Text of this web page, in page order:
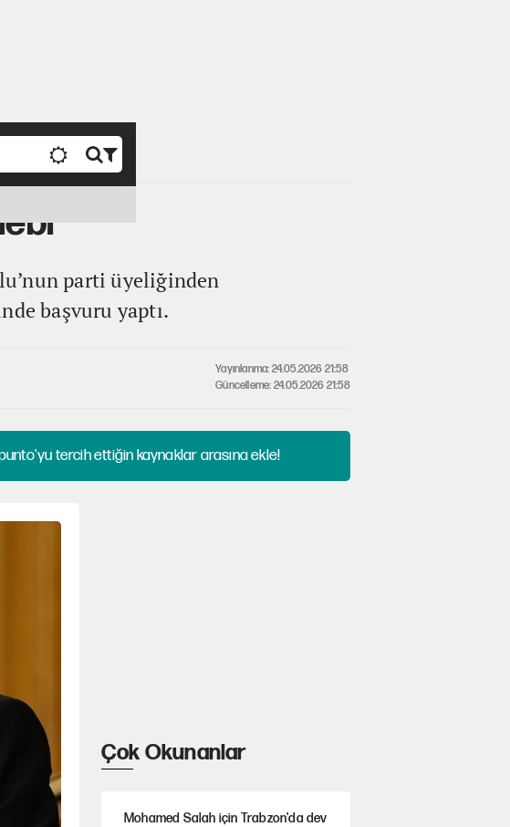
Video
parti üyeliğinden
başvuru yaptı.
Yayınlanma: 24.05.2026 21:58
Güncelleme: 24.05.2026 21:58
tercih ettiğin kaynaklar arasına ekle!
Çok Okunanlar
Mohamed Salah için Trabzon'da dev